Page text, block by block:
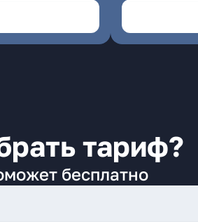
тариф?
бесплатно